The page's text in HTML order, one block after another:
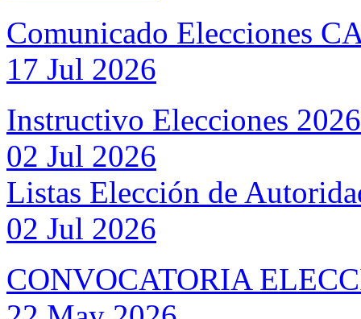
Comunicado Elecciones
17 Jul 2026
Instructivo Elecciones 2026
02 Jul 2026
Listas Elección de
02 Jul 2026
CONVOCATORIA